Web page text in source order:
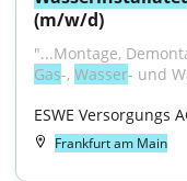
(m/w/d)
Gas-, Wasser- und
ESWE Versorgungs
Frankfurt am Main